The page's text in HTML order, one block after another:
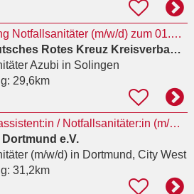
Ausbildung Notfallsanitäter (m/w/d) zum 01.03.2027
DRK Deutsches Rotes Kreuz Kreisverband Solingen e. V.
Azubi in Solingen
29,6km
Rettungsassistent:in / Notfallsanitäter:in (m/w/d) für die Drogenhilfeeinrichtung kick in Teilzeit
e.V.
(m/w/d)in Dortmund, City West
31,2km